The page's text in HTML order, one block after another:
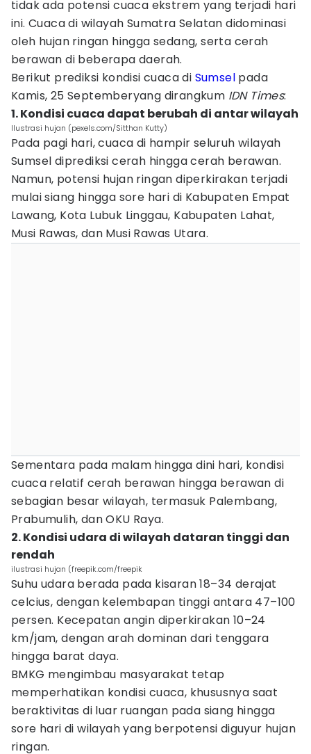
tidak ada potensi cuaca ekstrem yang terjadi hari
ini. Cuaca di wilayah Sumatra Selatan didominasi
oleh hujan ringan hingga sedang, serta cerah
berawan di beberapa daerah.
Berikut prediksi kondisi cuaca di Sumsel pada
Kamis, 25 Septemberyang dirangkum IDN Times:
1. Kondisi cuaca dapat berubah di antar wilayah
Ilustrasi hujan (pexels.com/Sitthan Kutty)
Pada pagi hari, cuaca di hampir seluruh wilayah
Sumsel diprediksi cerah hingga cerah berawan.
Namun, potensi hujan ringan diperkirakan terjadi
mulai siang hingga sore hari di Kabupaten Empat
Lawang, Kota Lubuk Linggau, Kabupaten Lahat,
Musi Rawas, dan Musi Rawas Utara.
Sementara pada malam hingga dini hari, kondisi
cuaca relatif cerah berawan hingga berawan di
sebagian besar wilayah, termasuk Palembang,
Prabumulih, dan OKU Raya.
2. Kondisi udara di wilayah dataran tinggi dan
rendah
ilustrasi hujan (freepik.com/freepik
Suhu udara berada pada kisaran 18–34 derajat
celcius, dengan kelembapan tinggi antara 47–100
persen. Kecepatan angin diperkirakan 10–24
km/jam, dengan arah dominan dari tenggara
hingga barat daya.
BMKG mengimbau masyarakat tetap
memperhatikan kondisi cuaca, khususnya saat
beraktivitas di luar ruangan pada siang hingga
sore hari di wilayah yang berpotensi diguyur hujan
ringan.